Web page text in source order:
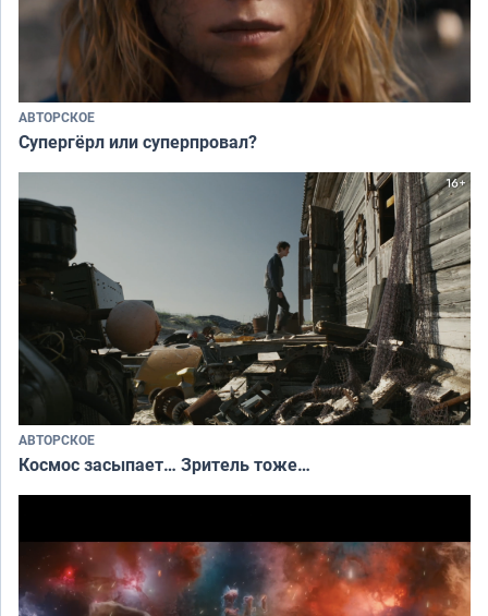
АВТОРСКОЕ
Супергёрл или суперпровал?
АВТОРСКОЕ
Космос засыпает… Зритель тоже…